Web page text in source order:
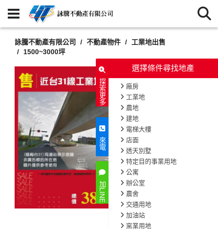
選擇條件尋找地產
廠房
工業地
農地
建地
電梯大樓
店面
透天別墅
特定目的事業用地
公寓
辦公室
農舍
交通用地
加油站
窯業用地
探索更多
來電
加LINE
詠騰不動產有限公司 不動產物件
工業地出售
1500~3000坪